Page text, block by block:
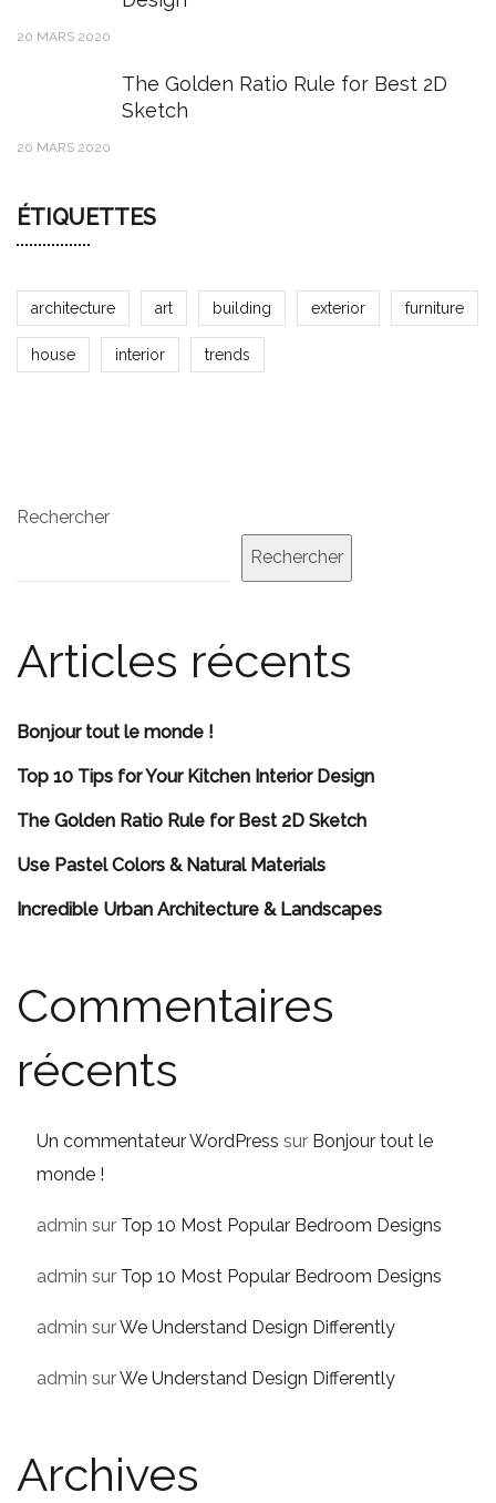
20 MARS 2020
The Golden Ratio Rule for Best 2D
Sketch
20 MARS 2020
ÉTIQUETTES
architecture art building exterior furniture
house interior trends
Rechercher
Rechercher
Articles récents
Bonjour tout le monde !
Top 10 Tips for Your Kitchen Interior Design
The Golden Ratio Rule for Best 2D Sketch
Use Pastel Colors & Natural Materials
Incredible Urban Architecture & Landscapes
Commentaires
récents
Un commentateur WordPress sur Bonjour tout le
monde !
admin sur Top 10 Most Popular Bedroom Designs
admin sur Top 10 Most Popular Bedroom Designs
admin surWe Understand Design Differently
admin surWe Understand Design Differently
Archives